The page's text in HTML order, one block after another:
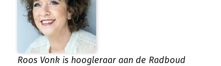
Roos Vonk is hoogleraar aan de Radboud